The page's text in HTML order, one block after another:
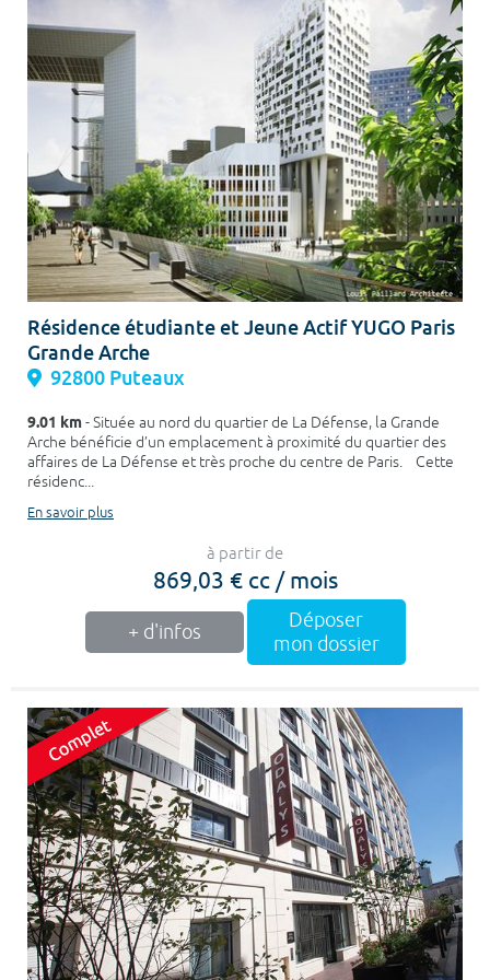
Résidence étudiante et Jeune Actif YUGO Paris
Grande Arche
92800 Puteaux
9.01 km- Située au nord du quartier de La Défense, la Grande
Arche bénéficie d’un emplacement à proximité du quartier des
affaires de La Défense et très proche du centre de Paris. Cette
résidenc...
En savoir plus
à partir de
869,03 € cc / mois
+ d'infos
Déposer
mon dossier